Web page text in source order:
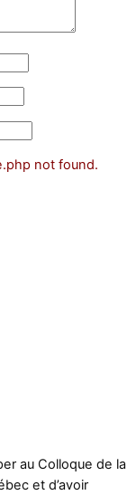
not found.
au Colloque de la
et d’avoir